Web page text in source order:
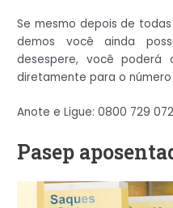
Se mesmo depois de
demos você ainda
desespere, você poderá
diretamente para o número
Anote e Ligue: 0800 729
Pasep